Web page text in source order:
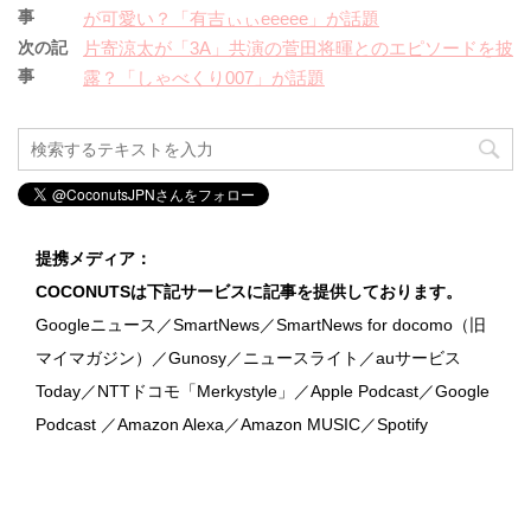
事
が可愛い？「有吉ぃぃeeeee」が話題
次の記
事
片寄涼太が「3A」共演の菅田将暉とのエピソードを披
露？「しゃべくり007」が話題
提携メディア：
COCONUTSは下記サービスに記事を提供しております。
Googleニュース／SmartNews／SmartNews for docomo（旧
マイマガジン）／Gunosy／ニュースライト／auサービス
Today／NTTドコモ「Merkystyle」／Apple Podcast／Google
Podcast ／Amazon Alexa／Amazon MUSIC／Spotify